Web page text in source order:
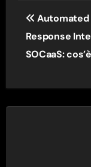
articoli
Automated
Response
SOCaaS: cos’è